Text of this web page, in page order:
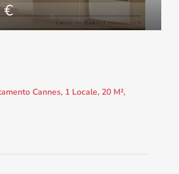
€
Cannes, 1 Locale, 20 M²,